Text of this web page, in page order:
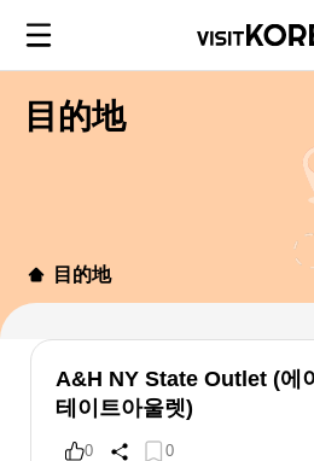
目的地
目的地
A&H NY State Outlet (에
테이트아울렛)
0 0